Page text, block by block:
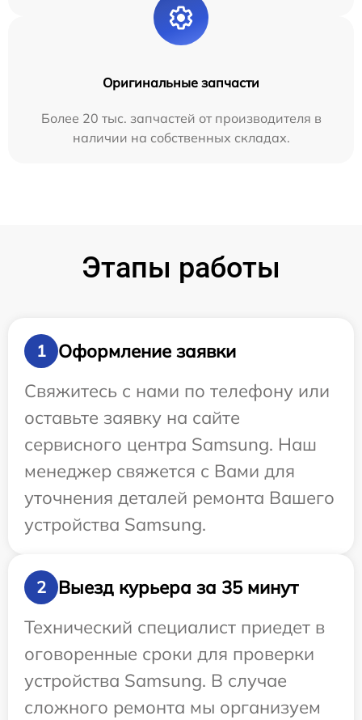
Оригинальные запчасти
Более 20 тыс. запчастей от производителя в
наличии на собственных складах.
Этапы работы
1
Оформление заявки
Свяжитесь с нами по телефону или
оставьте заявку на сайте
сервисного центра Samsung. Наш
менеджер свяжется с Вами для
уточнения деталей ремонта Вашего
устройства Samsung.
2
Выезд курьера за 35 минут
Технический специалист приедет в
оговоренные сроки для проверки
устройства Samsung. В случае
сложного ремонта мы организуем